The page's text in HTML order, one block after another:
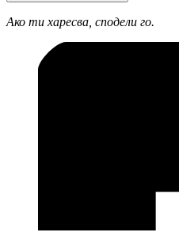
Ако ти харесва, сподели го.